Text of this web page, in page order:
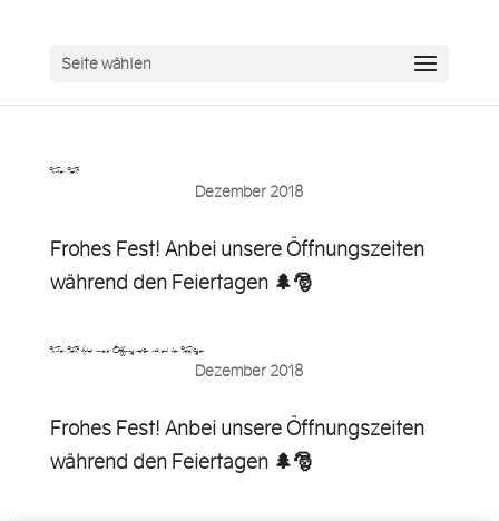
Seite wählen
Frohes Fest! …
Dezember 2018
Frohes Fest! Anbei unsere Öffnungszeiten
während den Feiertagen 🌲🎅
Frohes Fest! Anbei unsere Öffnungszeiten während den Feiertagen…
Dezember 2018
Frohes Fest! Anbei unsere Öffnungszeiten
während den Feiertagen 🌲🎅